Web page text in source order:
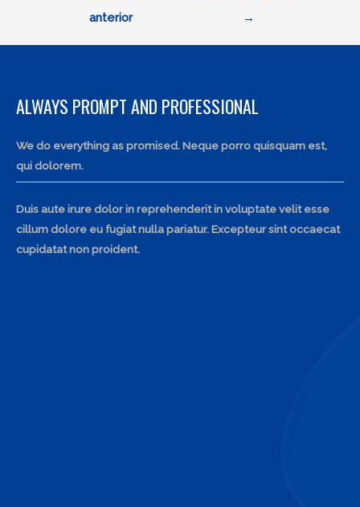
anterior
→
ALWAYS PROMPT AND PROFESSIONAL
We do everything as promised. Neque porro quisquam est,
qui dolorem.
Duis aute irure dolor in reprehenderit in voluptate velit esse
cillum dolore eu fugiat nulla pariatur. Excepteur sint occaecat
cupidatat non proident.